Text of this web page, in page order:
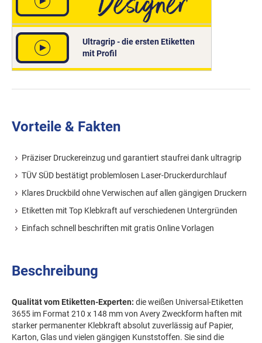
Ultragrip - die ersten Etiketten
mit Profil
Vorteile & Fakten
Präziser Druckereinzug und garantiert staufrei dank ultragrip
TÜV SÜD bestätigt problemlosen Laser-Druckerdurchlauf
Klares Druckbild ohne Verwischen auf allen gängigen Druckern
Etiketten mit Top Klebkraft auf verschiedenen Untergründen
Einfach schnell beschriften mit gratis Online Vorlagen
Beschreibung
Qualität vom Etiketten-Experten: die weißen Universal-Etiketten
3655 im Format 210 x 148 mm von Avery Zweckform haften mit
starker permanenter Klebkraft absolut zuverlässig auf Papier,
Karton, Glas und vielen gängigen Kunststoffen. Sie sind die